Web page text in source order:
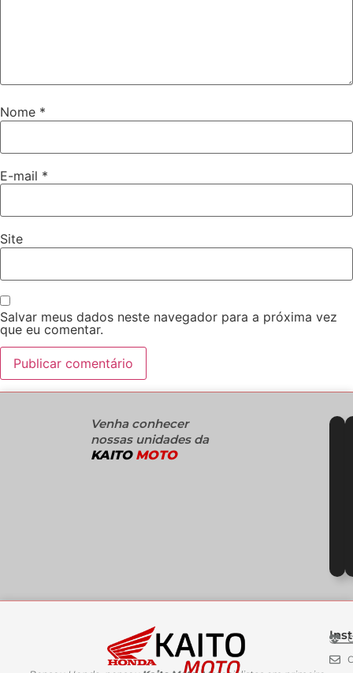
Nome *
E-mail *
Site
Salvar meus dados neste navegador para a próxima vez
que eu comentar.
Venha conhecer
nossas unidades da
KAITO MOTO